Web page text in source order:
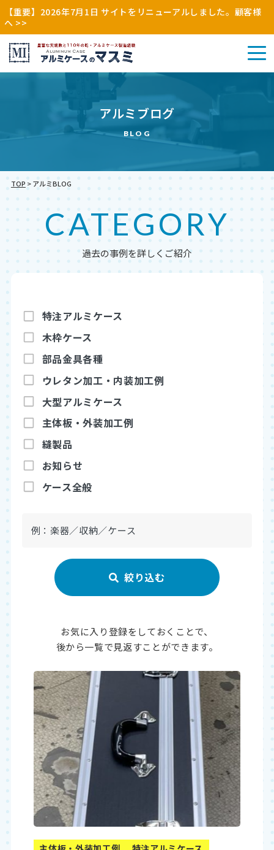
【重要】2026年7月1日 サイトをリニューアルしました。顧客様
へ >>
アルミブログ
お見積もり依頼
アル
ミケ
ース
（特
注）
その
（木
枠・
アルミブログ
BLOG
TOP >アルミBLOG
CATEGORY
過去の事例を詳しくご紹介
特注アルミケース
木枠ケース
部品金具各種
ウレタン加工・内装加工例
大型アルミケース
主体板・外装加工例
縫製品
お知らせ
ケース全般
お気に入り登録をしておくことで、
後から一覧で見返すことができます。